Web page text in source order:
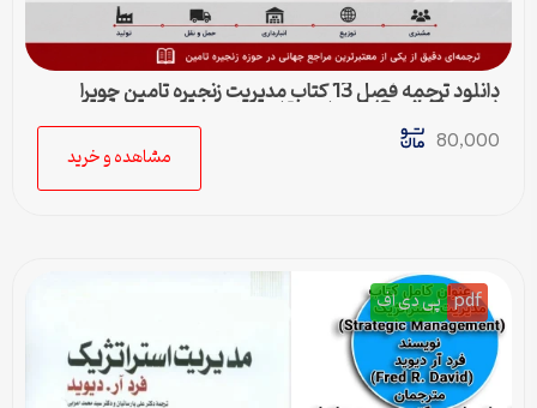
دانلود ترجمه فصل 13 کتاب مدیریت زنجیره تامین چوپرا
(Sunil Chopra) | حمل و نقل در زنجیره تامین
80,000
مشاهده و خرید
pdf پی دی اف